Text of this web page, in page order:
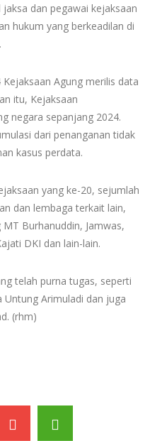
dan pegawai kejaksaan
hukum yang berkeadilan di
Agung merilis data
itu, Kejaksaan
negara sepanjang 2024.
dari penanganan tidak
kasus perdata.
yang ke-20, sejumlah
dan lembaga terkait lain,
Burhanuddin, Jamwas,
DKI dan lain-lain.
telah purna tugas, seperti
Untung Arimuladi dan juga
(rhm)